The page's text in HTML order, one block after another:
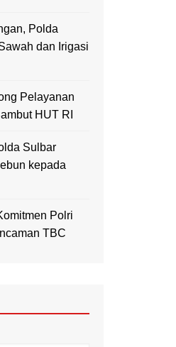
Polda
dan Irigasi
Pelayanan
HUT RI
Sulbar
kepada
Polri
TBC